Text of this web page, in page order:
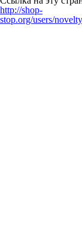
http://shop-
stop.org/users/novelty